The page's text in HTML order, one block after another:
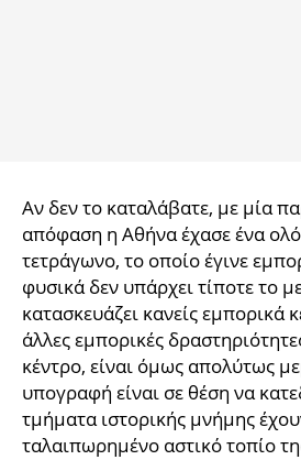
Αν δεν το καταλάβατε, με μία
απόφαση η Αθήνα έχασε ένα
τετράγωνο, το οποίο έγινε
φυσικά δεν υπάρχει τίποτε το
κατασκευάζει κανείς εμπορικά
άλλες εμπορικές
κέντρο, είναι όμως απολύτως
υπογραφή είναι σε θέση να
τμήματα ιστορικής μνήμης
ταλαιπωρημένο αστικό τοπίο